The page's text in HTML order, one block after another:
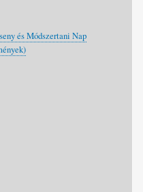
és Módszertani Nap